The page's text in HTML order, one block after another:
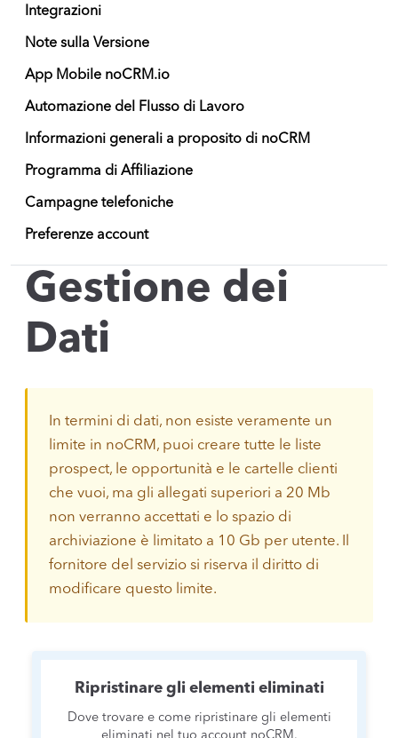
Integrazioni
Note sulla Versione
App Mobile noCRM.io
Automazione del Flusso di Lavoro
Informazioni generali a proposito di noCRM
Programma di Affiliazione
Campagne telefoniche
Preferenze account
Gestione dei
Dati
In termini di dati, non esiste veramente un
limite in noCRM, puoi creare tutte le liste
prospect, le opportunità e le cartelle clienti
che vuoi, ma gli allegati superiori a 20 Mb
non verranno accettati e lo spazio di
archiviazione è limitato a 10 Gb per utente. Il
fornitore del servizio si riserva il diritto di
modificare questo limite.
Ripristinare gli elementi eliminati
Dove trovare e come ripristinare gli elementi